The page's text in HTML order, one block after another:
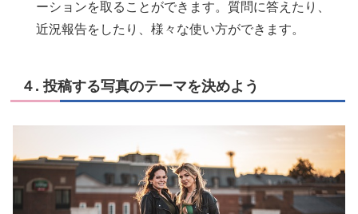
ーションを取ることができます。質問に答えたり、
近況報告をしたり、様々な使い方ができます。
４. 投稿する写真のテーマを決めよう